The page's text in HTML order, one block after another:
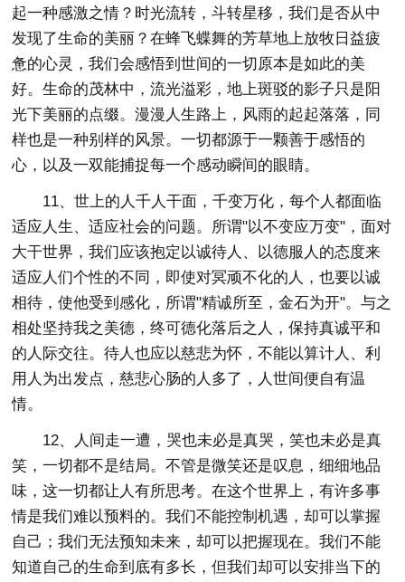
起一种感激之情？时光流转，斗转星移，我们是否从中
发现了生命的美丽？在蜂飞蝶舞的芳草地上放牧日益疲
惫的心灵，我们会感悟到世间的一切原本是如此的美
好。生命的茂林中，流光溢彩，地上斑驳的影子只是阳
光下美丽的点缀。漫漫人生路上，风雨的起起落落，同
样也是一种别样的风景。一切都源于一颗善于感悟的
心，以及一双能捕捉每一个感动瞬间的眼睛。
11、世上的人千人干面，千变万化，每个人都面临
适应人生、适应社会的问题。所谓"以不变应万变"，面对
大干世界，我们应该抱定以诚待人、以德服人的态度来
适应人们个性的不同，即使对冥顽不化的人，也要以诚
相待，使他受到感化，所谓"精诚所至，金石为开"。与之
相处坚持我之美德，终可德化落后之人，保持真诚平和
的人际交往。待人也应以慈悲为怀，不能以算计人、利
用人为出发点，慈悲心肠的人多了，人世间便自有温
情。
12、人间走一遭，哭也未必是真哭，笑也未必是真
笑，一切都不是结局。不管是微笑还是叹息，细细地品
味，这一切都让人有所思考。在这个世界上，有许多事
情是我们难以预料的。我们不能控制机遇，却可以掌握
自己；我们无法预知未来，却可以把握现在。我们不能
知道自己的生命到底有多长，但我们却可以安排当下的